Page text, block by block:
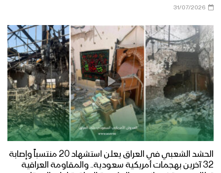
31/07/2026
الحشد الشعبي في العراق يعلن استشهاد 20 منتسباً وإصابة
32 آخرين بهجمات أمريكية سعودية.. والمقاومة العراقية